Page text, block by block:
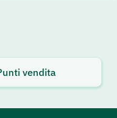
vendita